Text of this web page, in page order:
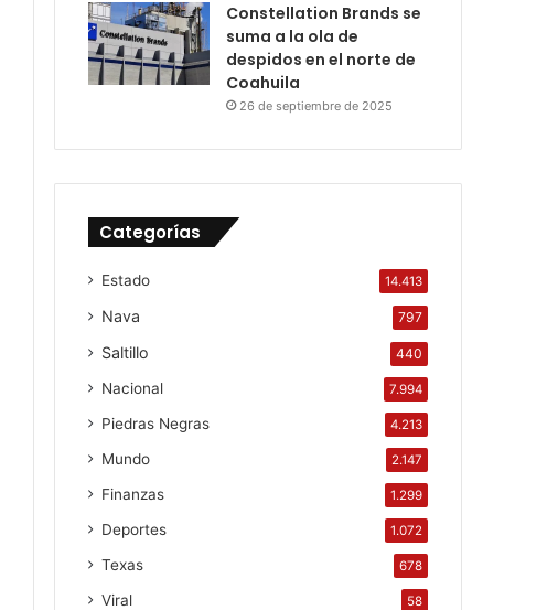
Constellation Brands se
suma a la ola de
despidos en el norte de
Coahuila
26 de septiembre de 2025
Categorías
Estado 14.413
Nava 797
Saltillo 440
Nacional 7.994
Piedras Negras 4.213
Mundo 2.147
Finanzas 1.299
Deportes 1.072
Texas 678
Viral 58